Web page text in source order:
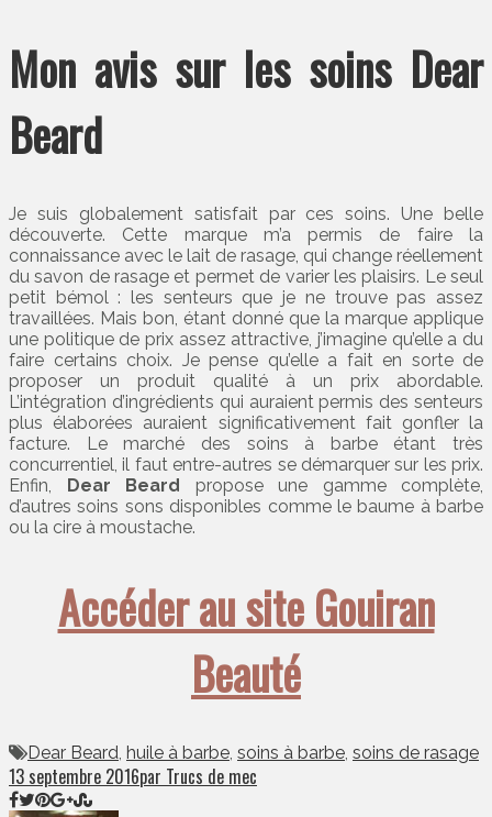
Mon avis sur les soins Dear
Beard
Je suis globalement satisfait par ces soins. Une belle
découverte. Cette marque m’a permis de faire la
connaissance avec le lait de rasage, qui change réellement
du savon de rasage et permet de varier les plaisirs. Le seul
petit bémol : les senteurs que je ne trouve pas assez
travaillées. Mais bon, étant donné que la marque applique
une politique de prix assez attractive, j’imagine qu’elle a du
faire certains choix. Je pense qu’elle a fait en sorte de
proposer un produit qualité à un prix abordable.
L’intégration d’ingrédients qui auraient permis des senteurs
plus élaborées auraient significativement fait gonfler la
facture. Le marché des soins à barbe étant très
concurrentiel, il faut entre-autres se démarquer sur les prix.
Enfin, Dear Beard propose une gamme complète,
d’autres soins sons disponibles comme le baume à barbe
ou la cire à moustache.
Accéder au site Gouiran
Beauté
Dear Beard, huile à barbe, soins à barbe, soins de rasage
13 septembre 2016par Trucs de mec